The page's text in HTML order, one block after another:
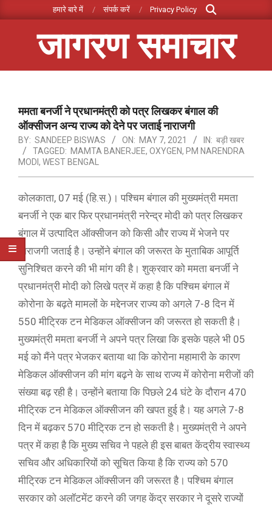
to
हमारे बारे में संपर्क करें Privacy Policy
Search
जागरण समाचार
Menuममता बनर्जी ने प्रधानमंत्री को पत्र लिखकर बंगाल की
ऑक्सीजन अन्य राज्य को देने पर जताई नाराजगी
BY: SANDEEP BISWAS ON: MAY 7, 2021 IN: बड़ी खबर
TAGGED: MAMTA BANERJEE, OXYGEN, PM NARENDRA
MODI , WEST BENGAL
कोलकाता, 07 मई (हि.स.)। पश्चिम बंगाल की मुख्यमंत्री ममता
बनर्जी ने एक बार फिर प्रधानमंत्री नरेन्द्र मोदी को पत्र लिखकर
बंगाल में उत्पादित ऑक्सीजन को किसी और राज्य में भेजने पर
नाराजगी जताई है। उन्होंने बंगाल की जरूरत के मुताबिक आपूर्ति
सुनिश्चित करने की भी मांग की है। शुक्रवार को ममता बनर्जी ने
प्रधानमंत्री माेदी को लिखे पत्र में कहा है कि पश्चिम बंगाल में
कोरोना के बढ़ते मामलों के मद्देनजर राज्य को अगले 7-8 दिन में
550 मीट्रिक टन मेडिकल ऑक्सीजन की जरूरत हो सकती है।
मुख्यमंत्री ममता बनर्जी ने अपने पत्र लिखा कि इसके पहले भी 05
मई को मैंने पत्र भेजकर बताया था कि कोरोना महामारी के कारण
मेडिकल ऑक्सीजन की मांग बढ़ने के साथ राज्य में कोरोना मरीजों की
संख्या बढ़ रही है। उन्होंने बताया कि पिछले 24 घंटे के दौरान 470
मीट्रिक टन मेडिकल ऑक्सीजन की खपत हुई है। यह अगले 7-8
दिन में बढ़कर 570 मीट्रिक टन हो सकती है। मुख्यमंत्री ने अपने
पत्र में कहा है कि मुख्य सचिव ने पहले ही इस बाबत केंद्रीय स्वास्थ्य
सचिव और अधिकारियों को सूचित किया है कि राज्य को 570
मीट्रिक टन मेडिकल ऑक्सीजन की जरूरत है। पश्चिम बंगाल
सरकार को अलॉटमेंट करने की जगह केंद्र सरकार ने दूसरे राज्यों